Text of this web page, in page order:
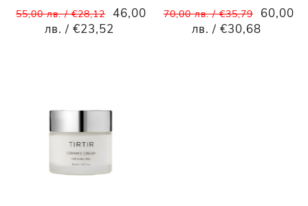
55,00 лв. / €28,12 46,00
лв. / €23,52
70,00 лв. / €35,79
60,00
лв. / €30,68